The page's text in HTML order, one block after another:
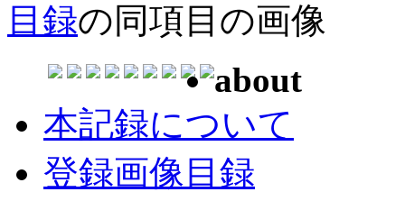
目録の同項目の画像
about
本記録について
登録画像目録